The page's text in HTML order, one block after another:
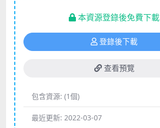
本資源登錄後免費下載
登錄後下載
查看預覽
包含資源: (1個)
最近更新: 2022-03-07